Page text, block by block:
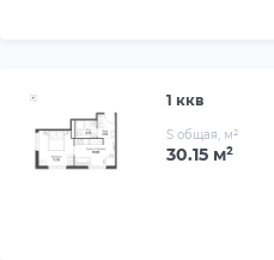
1 ккв
S общая, м²
30.15 м²